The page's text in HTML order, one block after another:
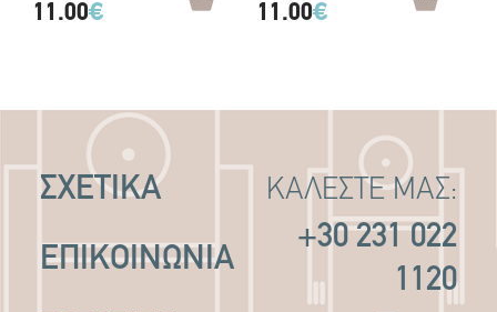
11.00€ 11.00€
ΣΧΕΤΙΚΑ
ΕΠΙΚΟΙΝΩΝΙΑ
ΚΑΛΕΣΤΕ ΜΑΣ:
+30 231 022
1120